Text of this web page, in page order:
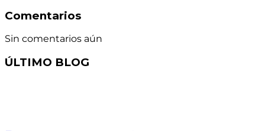
Comentarios
Sin comentarios aún
ÚLTIMO BLOG